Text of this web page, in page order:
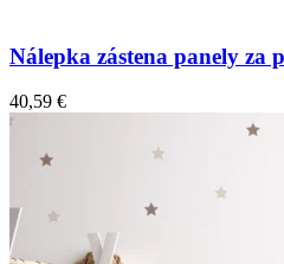
Nálepka zástena panely za
40,59 €